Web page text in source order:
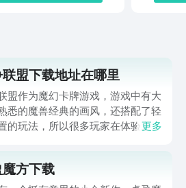
盟下载地址在哪里
盟作为魔幻卡牌游戏，游戏中有大
悉的魔兽经典的画风，还搭配了轻
的玩法，所以很多玩家在体验之前
下载，大家在体验的时候，不仅要
更多
方下载